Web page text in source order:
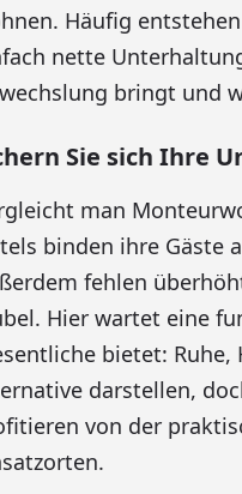
Häufig
nette
bringt und
Sie sich Ihre
man
binden ihre Gäste
fehlen
Hier wartet eine
bietet:
darstellen,
von der